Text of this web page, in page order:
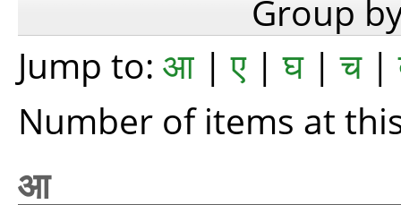
Group
Jump to: आ |ए|घ|च|
Number of items at
आ